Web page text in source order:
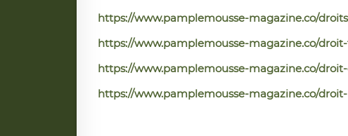
https://www.pamplemousse-magazine.co/
https://www.pamplemousse-magazine.co/
https://www.pamplemousse-magazine.co/
https://www.pamplemousse-magazine.co/